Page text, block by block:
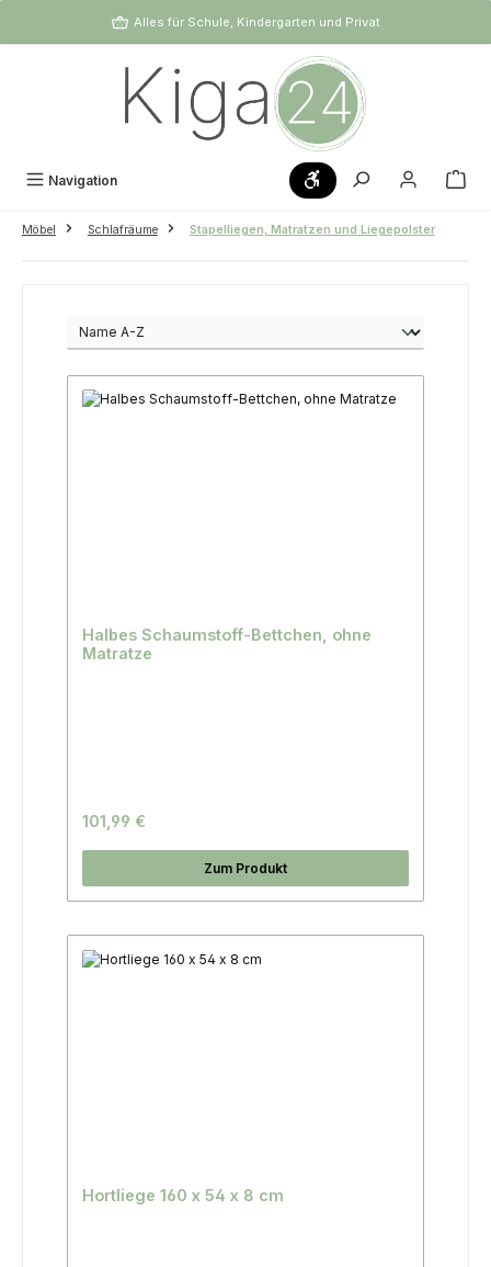
Zum Hauptinhalt springenAlles für Schule, Kindergarten und Privat
Navigation Werkzeugleiste anzeigen
Möbel Schlafräume Stapelliegen, Matratzen und Liegepolster
Halbes Schaumstoff-Bettchen, ohne
Matratze
101,99 €
Zum Produkt
Hortliege 160 x 54 x 8 cm